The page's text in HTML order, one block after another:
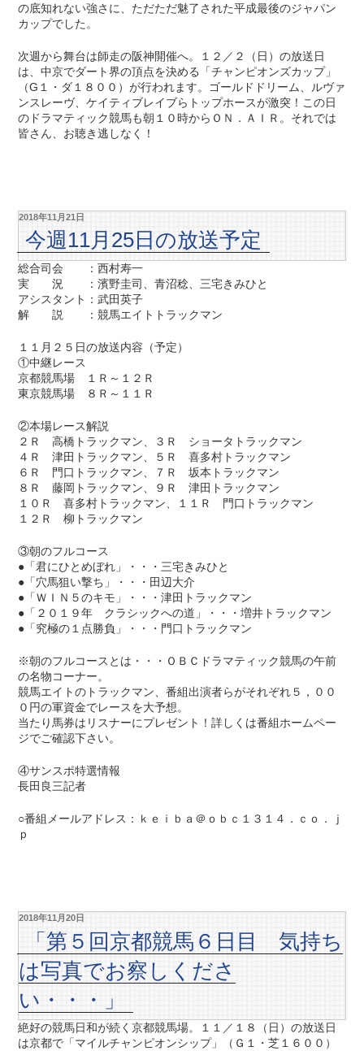
の底知れない強さに、ただただ魅了された平成最後のジャパン
カップでした。
次週から舞台は師走の阪神開催へ。１２／２（日）の放送日
は、中京でダート界の頂点を決める「チャンピオンズカップ」
（G１・ダ１８００）が行われます。ゴールドドリーム、ルヴァ
ンスレーヴ、ケイティブレイブらトップホースが激突！この日
のドラマティック競馬も朝１０時からＯＮ．ＡＩＲ。それでは
皆さん、お聴き逃しなく！
2018年11月21日
今週11月25日の放送予定
総合司会 ：西村寿一
実 況 ：濱野圭司、青沼稔、三宅きみひと
アシスタント：武田英子
解 説 ：競馬エイトトラックマン
１１月２５日の放送内容（予定）
①中継レース
京都競馬場 １Ｒ～１２Ｒ
東京競馬場 ８Ｒ～１１Ｒ
②本場レース解説
２Ｒ 高橋トラックマン、３Ｒ ショータトラックマン
４Ｒ 津田トラックマン、５Ｒ 喜多村トラックマン
６Ｒ 門口トラックマン、７Ｒ 坂本トラックマン
８Ｒ 藤岡トラックマン、９Ｒ 津田トラックマン
１０Ｒ 喜多村トラックマン、１１Ｒ 門口トラックマン
１２Ｒ 柳トラックマン
③朝のフルコース
●「君にひとめぼれ」・・・三宅きみひと
●「穴馬狙い撃ち」・・・田辺大介
●「ＷＩＮ５のキモ」・・・津田トラックマン
●「２０１９年 クラシックへの道」・・・増井トラックマン
●「究極の１点勝負」・・・門口トラックマン
※朝のフルコースとは・・・ＯＢＣドラマティック競馬の午前
の名物コーナー。
競馬エイトのトラックマン、番組出演者らがそれぞれ５，００
０円の軍資金でレースを大予想。
当たり馬券はリスナーにプレゼント！詳しくは番組ホームペー
ジでご確認下さい。
④サンスポ特選情報
長田良三記者
○番組メールアドレス：ｋｅｉｂａ＠ｏｂｃ１３１４．ｃｏ．ｊ
ｐ
2018年11月20日
「第５回京都競馬６日目 気持ち
は写真でお察しくださ
い・・・」
絶好の競馬日和が続く京都競馬場。１１／１８（日）の放送日
は京都で「マイルチャンピオンシップ」（Ｇ１・芝１６００）